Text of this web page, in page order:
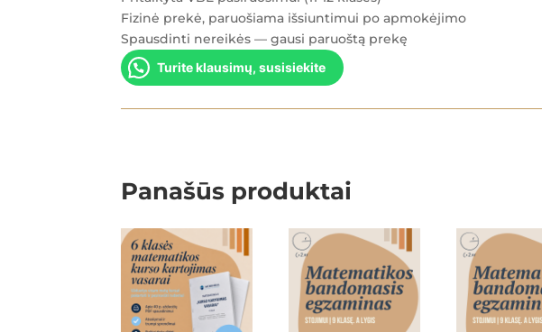
Fizinė prekė, paruošiama išsiuntimui po apmokėjimo
Spausdinti nereikės — gausi paruoštą prekę
Turite klausimų, susisiekite
Panašūs produktai